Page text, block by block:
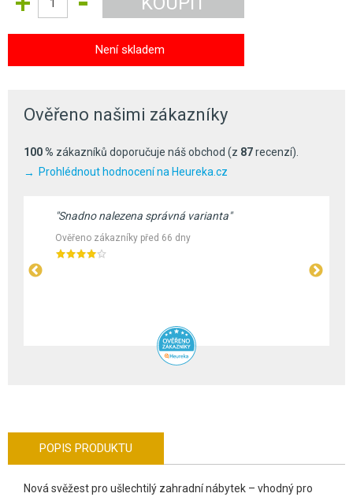
Není skladem
Ověřeno našimi zákazníky
100 % zákazníků doporučuje náš obchod (z 87recenzí).
Prohlédnout hodnocení na Heureka.cz
"Snadno nalezena správná varianta"
Ověřeno zákazníky před 66 dny
POPIS PRODUKTU
Nová svěžest pro ušlechtilý zahradní nábytek – vhodný pro